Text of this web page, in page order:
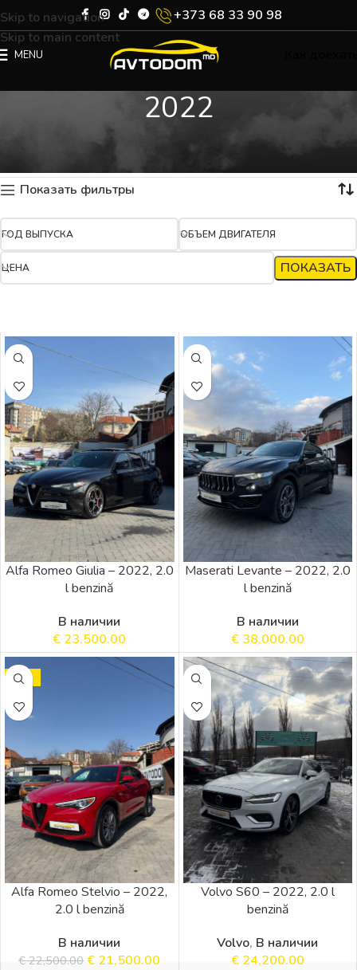
Skip to navigation
Skip to main content
+373 68 33 90 98
MENU
2022
Показать фильтры
ГОД ВЫПУСКА ОБЪЕМ ДВИГАТЕЛЯ
ЦЕНА ПОКАЗАТЬ
Alfa Romeo Giulia – 2022, 2.0
l benzină
В наличии
€ 23,500.00
Maserati Levante – 2022, 2.0
l benzină
В наличии
€38,000.00
SALE
Alfa Romeo Stelvio – 2022,
2.0 l benzină
В наличии
€22,500.00 € 21,500.00
Volvo S60 – 2022, 2.0 l
benzină
Volvo, В наличии
€24,200.00